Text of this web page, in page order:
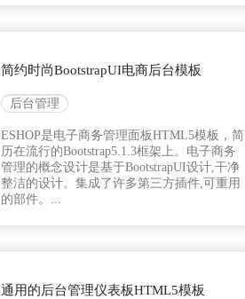
简约时尚BootstrapUI电商后台模板
后台管理
ESHOP是电子商务管理面板HTML5模板，简
历在流行的Bootstrap5.1.3框架上。电子商务
管理的概念设计是基于BootstrapUI设计,干净
整洁的设计。集成了许多第三方插件,可重用
的部件。...
通用的后台管理仪表板HTML5模板